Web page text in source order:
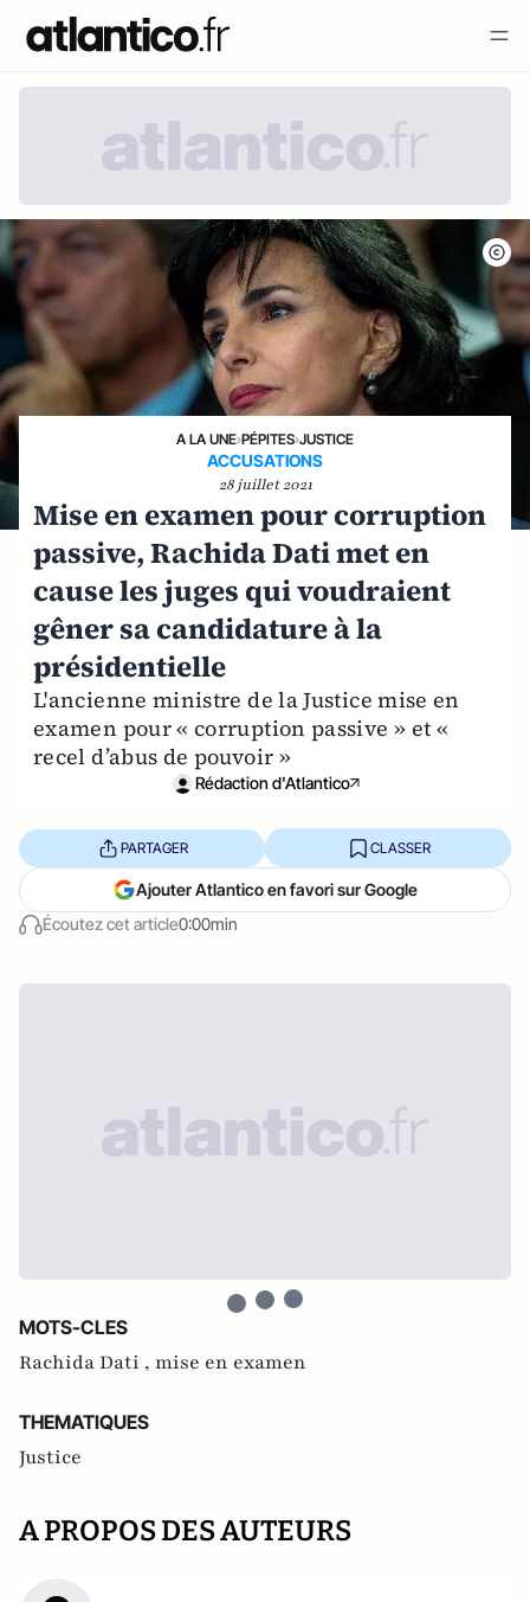
A LA UNE›PÉPITES›JUSTICE
ACCUSATIONS
28 juillet 2021
Mise en examen pour corruption
passive, Rachida Dati met en
cause les juges qui voudraient
gêner sa candidature à la
présidentielle
L'ancienne ministre de la Justice mise en
examen pour « corruption passive » et «
recel d’abus de pouvoir »
Rédaction d'Atlantico
Écoutez cet article0:00min
PARTAGER CLASSER
Ajouter Atlantico en favori sur Google
MOTS-CLES
Rachida Dati , mise en examen
THEMATIQUES
Justice
A PROPOS DES AUTEURS